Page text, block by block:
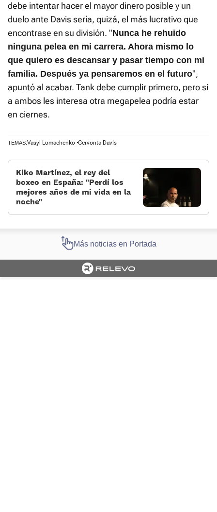
debe intentar hacer el mayor dinero posible y un
duelo ante Davis sería, quizá, el más lucrativo que
encontrase en su división. "Nunca he rehuido
ninguna pelea en mi carrera. Ahora mismo lo
que quiero es descansar y pasar tiempo con mi
familia. Después ya pensaremos en el futuro",
apuntó al acabar. Tank debe cumplir primero, pero si
a ambos les interesa otra megapelea podría estar
en ciernes.
TEMAS:Vasyl Lomachenko Gervonta Davis
Kiko Martínez, el rey del
boxeo en España: “Perdí los
mejores años de mi vida en la
noche”
Más noticias en Portada